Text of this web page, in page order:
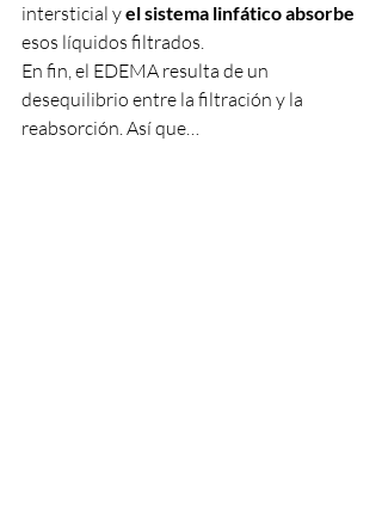
intersticial y el sistema linfático absorbe
esos líquidos filtrados.
En fin, el EDEMA resulta de un
desequilibrio entre la filtración y la
reabsorción. Así que…